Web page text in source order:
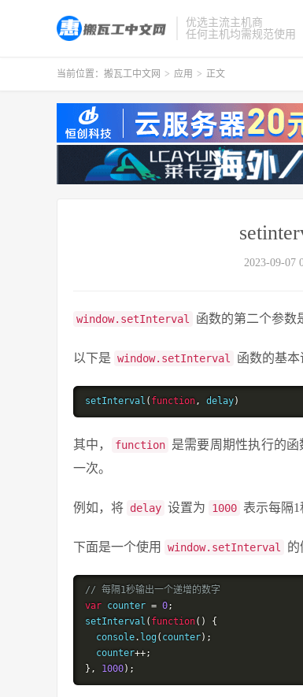
优选主流主机商
任何主机均需规范使用
当前位置： 搬瓦工中文网 > 应用 > 正文
2023-09-07
window.setInterval 函数的第二个参数
以下是 window.setInterval 函数的基本
setInterval ( function, delay)
其中， function 是需要周期性执行的函
一次。
例如，将 delay 设置为 1000 表示每隔1
下面是一个使用 window.setInterval 的
// 每隔1秒输出一个递增的数字
var counter = 0;
setInterval ( function()
{
  console
. log ( counter);
  counter
++;
},
1000);